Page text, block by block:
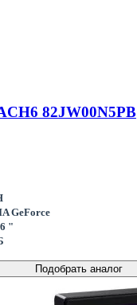
82JW00N5PB
GeForce
"
Подобрать аналог